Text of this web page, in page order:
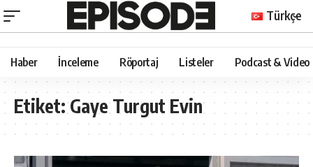
Türkçe
Haber İnceleme Röportaj Listeler Podcast & Video
Etiket:Gaye Turgut Evin